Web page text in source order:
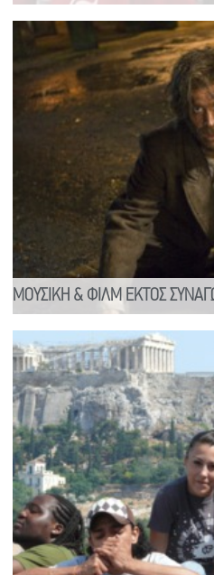
ΜΟΥΣΙΚΗ & ΦΙΛΜ ΕΚΤΟΣ